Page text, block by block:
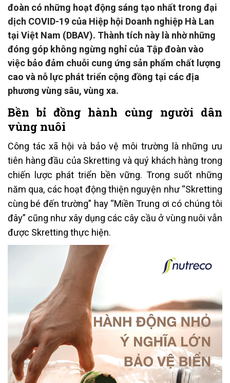
đoàn có những hoạt động sáng tạo nhất trong đại
dịch COVID-19 của Hiệp hội Doanh nghiệp Hà Lan
tại Việt Nam (DBAV). Thành tích này là nhờ những
đóng góp không ngừng nghỉ của Tập đoàn vào
việc bảo đảm chuỗi cung ứng sản phẩm chất lượng
cao và nỗ lực phát triển cộng đồng tại các địa
phương vùng sâu, vùng xa.
Bền bỉ đồng hành cùng người dân
vùng nuôi
Công tác xã hội và bảo vệ môi trường là những ưu
tiên hàng đầu của Skretting và quý khách hàng trong
chiến lược phát triển bền vững. Trong suốt những
năm qua, các hoạt động thiện nguyện như “Skretting
cùng bé đến trường” hay “Miền Trung ơi có chúng tôi
đây” cũng như xây dụng các cây cầu ở vùng nuôi vẫn
được Skretting thực hiện.